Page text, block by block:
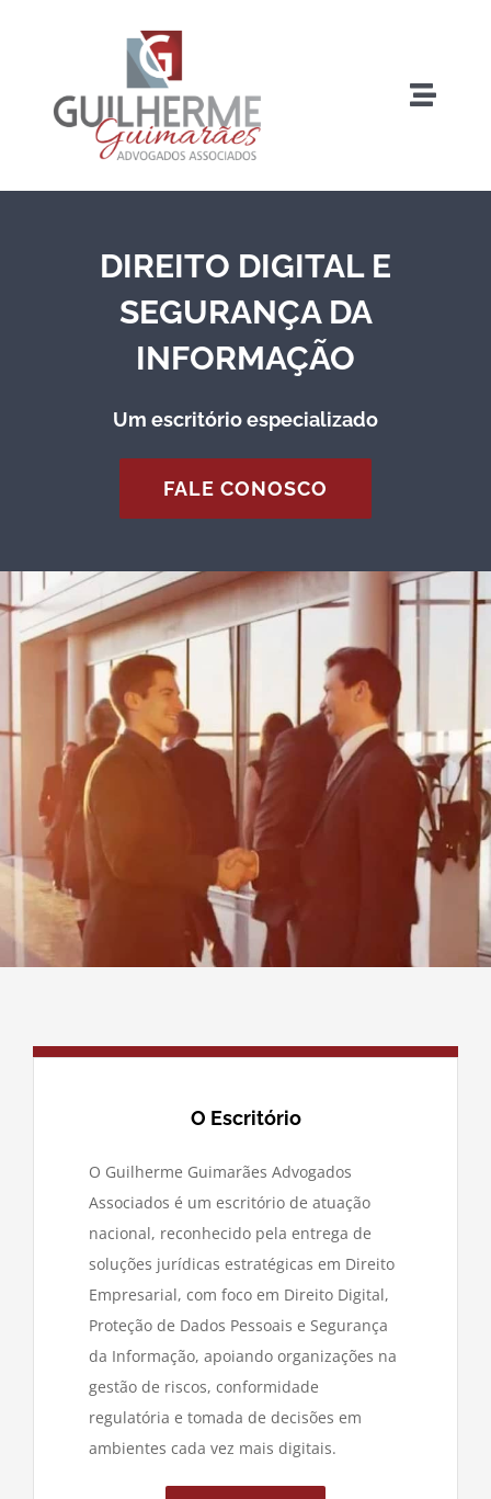
conteúdo
Toggle
Home
Especialidades
Blog
DIREITO DIGITAL E
SEGURANÇA DA
INFORMAÇÃO
Um escritório especializado
FALE CONOSCO
O Escritório
O Guilherme Guimarães Advogados
Associados é um escritório de atuação
nacional, reconhecido pela entrega de
soluções jurídicas estratégicas em Direito
Empresarial, com foco em Direito Digital,
Proteção de Dados Pessoais e Segurança
da Informação, apoiando organizações na
gestão de riscos, conformidade
regulatória e tomada de decisões em
ambientes cada vez mais digitais.